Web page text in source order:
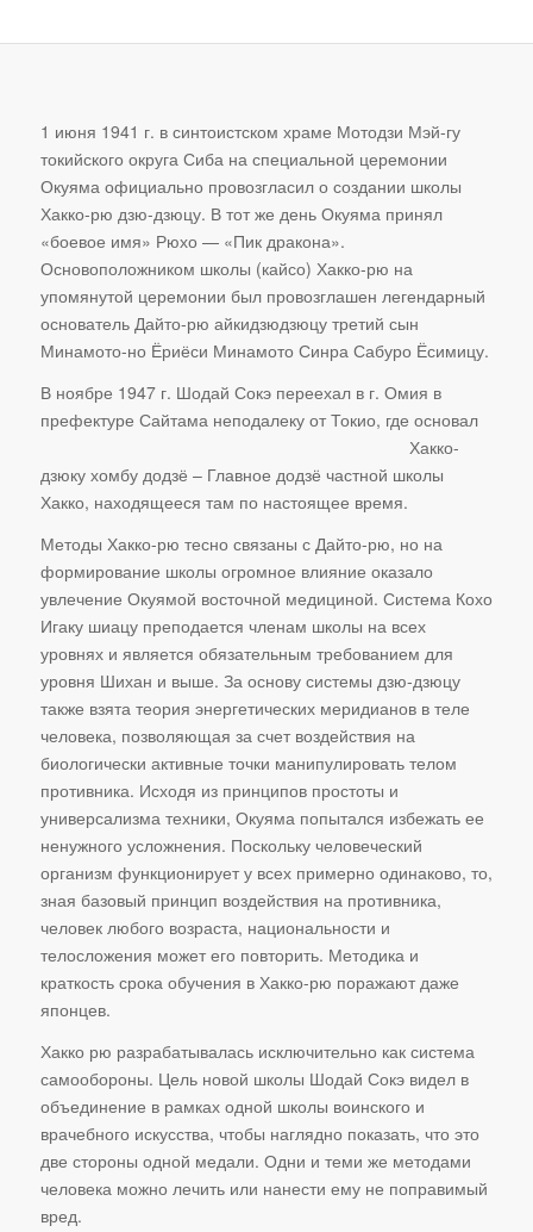
1 июня 1941 г. в синтоистском храме Мотодзи Мэй-гу
токийского округа Сиба на специальной церемонии
Окуяма официально провозгласил о создании школы
Хакко-рю дзю-дзюцу. В тот же день Окуяма принял
«боевое имя» Рюхо — «Пик дракона».
Основоположником школы (кайсо) Хакко-рю на
упомянутой церемонии был провозглашен легендарный
основатель Дайто-рю айкидзюдзюцу третий сын
Минамото-но Ёриёси Минамото Синра Сабуро Ёсимицу.
В ноябре 1947 г. Шодай Сокэ переехал в г. Омия в
префектуре Сайтама неподалеку от Токио, где основал
Хакко-
дзюку хомбу додзё – Главное додзё частной школы
Хакко, находящееся там по настоящее время.
Методы Хакко-рю тесно связаны с Дайто-рю, но на
формирование школы огромное влияние оказало
увлечение Окуямой восточной медициной. Система Кохо
Игаку шиацу преподается членам школы на всех
уровнях и является обязательным требованием для
уровня Шихан и выше. За основу системы дзю-дзюцу
также взята теория энергетических меридианов в теле
человека, позволяющая за счет воздействия на
биологически активные точки манипулировать телом
противника. Исходя из принципов простоты и
универсализма техники, Окуяма попытался избежать ее
ненужного усложнения. Поскольку человеческий
организм функционирует у всех примерно одинаково, то,
зная базовый принцип воздействия на противника,
человек любого возраста, национальности и
телосложения может его повторить. Методика и
краткость срока обучения в Хакко-рю поражают даже
японцев.
Хакко рю разрабатывалась исключительно как система
самообороны. Цель новой школы Шодай Сокэ видел в
объединение в рамках одной школы воинского и
врачебного искусства, чтобы наглядно показать, что это
две стороны одной медали. Одни и теми же методами
человека можно лечить или нанести ему не поправимый
вред.